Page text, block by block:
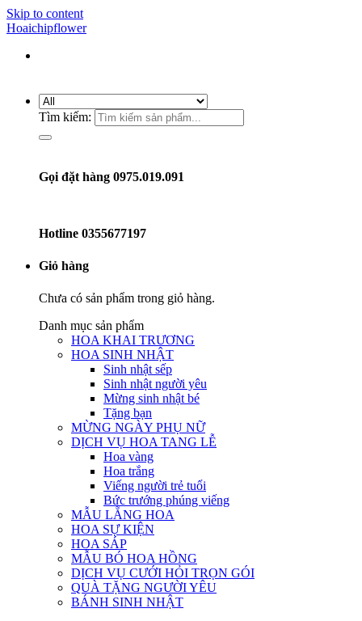
Skip to content
Hoaichipflower
Tìm kiếm:
Gọi đặt hàng 0975.019.091
Hotline 0355677197
Giỏ hàng
Chưa có sản phẩm trong giỏ hàng.
Danh mục sản phẩm
HOA KHAI TRƯƠNG
HOA SINH NHẬT
Sinh nhật sếp
Sinh nhật người yêu
Mừng sinh nhật bé
Tặng bạn
MỪNG NGÀY PHỤ NỮ
DỊCH VỤ HOA TANG LỄ
Hoa vàng
Hoa trắng
Viếng người trẻ tuổi
Bức trướng phúng viếng
MẪU LẴNG HOA
HOA SỰ KIỆN
HOA SÁP
MẪU BÓ HOA HỒNG
DỊCH VỤ CƯỚI HỎI TRỌN GÓI
QUÀ TẶNG NGƯỜI YÊU
BÁNH SINH NHẬT